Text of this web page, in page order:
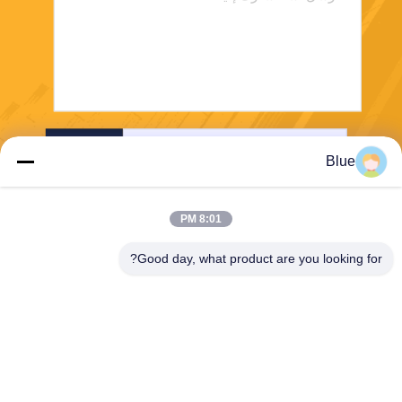
Blue
8:01 PM
Good day, what product are you looking for?